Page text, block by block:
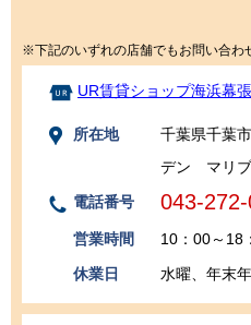
※下記のいずれの店舗でもお問い合わ
UR賃貸ショップ海浜幕張
所在地
千葉県千葉
デン マリ
電話番号
043-
営業時間
10：00～18
休業日
水曜、年末